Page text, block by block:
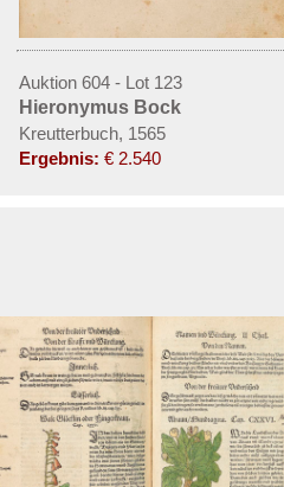
Auktion 604 - Lot 123
Hieronymus Bock
Kreutterbuch, 1565
Ergebnis: € 2.540